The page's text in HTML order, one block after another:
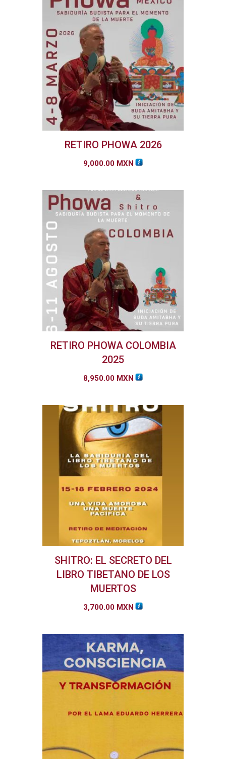
RETIRO PHOWA 2026
9,000.00 MXN
RETIRO PHOWA COLOMBIA
2025
8,950.00 MXN
SHITRO: EL SECRETO DEL
LIBRO TIBETANO DE LOS
MUERTOS
3,700.00 MXN